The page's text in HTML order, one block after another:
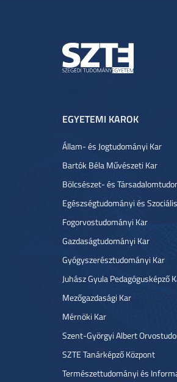
EGYETEMI KAROK
Állam- és Jogtudományi Kar
Bartók Béla Művészeti Kar
Bölcsészet- és
Egészségtudományi és
Fogorvostudományi Kar
Gazdaságtudományi Kar
Gyógyszerésztudományi Kar
Juhász Gyula Pedagógusképző
Mezőgazdasági Kar
Mérnöki Kar
Szent-Györgyi Albert
SZTE Tanárképző Központ
Természettudományi és